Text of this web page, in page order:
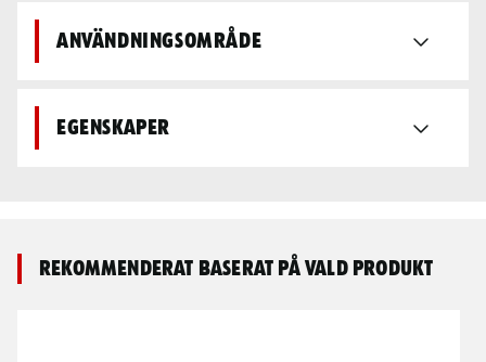
Användningsområde
Egenskaper
Rekommenderat baserat på vald produkt